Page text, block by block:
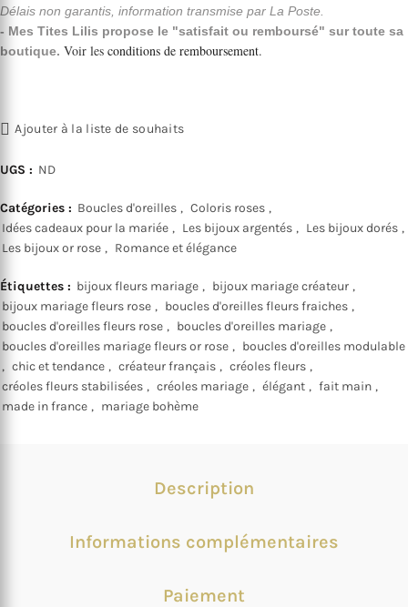
Délais non garantis, information transmise par La Poste.
- Mes Tites Lilis propose le "satisfait ou remboursé" sur toute sa
boutique. Voir les conditions de remboursement.
Ajouter à la liste de souhaits
UGS : ND
Catégories : Boucles d'oreilles , Coloris roses ,
Idées cadeaux pour la mariée , Les bijoux argentés , Les bijoux dorés ,
Les bijoux or rose , Romance et élégance
Étiquettes : bijoux fleurs mariage , bijoux mariage créateur ,
bijoux mariage fleurs rose , boucles d'oreilles fleurs fraiches ,
boucles d'oreilles fleurs rose , boucles d'oreilles mariage ,
boucles d'oreilles mariage fleurs or rose , boucles d'oreilles modulable
, chic et tendance , créateur français , créoles fleurs ,
créoles fleurs stabilisées , créoles mariage , élégant , fait main ,
made in france , mariage bohème
Description
Informations complémentaires
Paiement